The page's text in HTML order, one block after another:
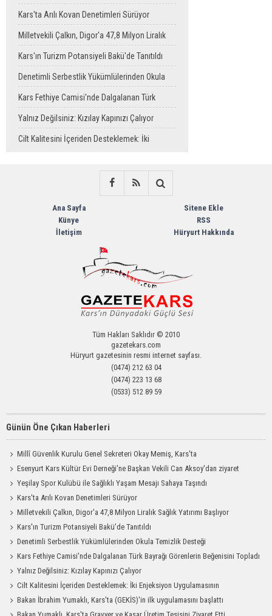
Sahaya Taşındı
Kars'ta Arılı Kovan Denetimleri Sürüyor
Milletvekili Çalkın, Digor'a 47,8 Milyon Liralık
Sağlık Yatırımı Başlıyor
Kars'ın Turizm Potansiyeli Bakü'de Tanıtıldı
Denetimli Serbestlik Yükümlülerinden Okula
Temizlik Desteği
Kars Fethiye Camisi'nde Dalgalanan Türk
Bayrağı Görenlerin Beğenisini Topladı
Yalnız Değilsiniz: Kızılay Kapınızı Çalıyor
Cilt Kalitesini İçeriden Desteklemek: İki
Ana Sayfa
Künye
İletişim
Sitene Ekle
RSS
Hüryurt Hakkında
Tüm Hakları Saklıdır © 2010
gazetekars.com
Hüryurt gazetesinin resmi internet sayfası.
(0474) 212 63 04
(0474) 223 13 68
(0533) 512 89 59
Günün Öne Çıkan Haberleri
Millî Güvenlik Kurulu Genel Sekreteri Okay Memiş, Kars'ta
Esenyurt Kars Kültür Evi Derneği'ne Başkan Vekili Can Aksoy'dan ziyaret
Yeşilay Spor Kulübü ile Sağlıklı Yaşam Mesajı Sahaya Taşındı
Kars'ta Arılı Kovan Denetimleri Sürüyor
Milletvekili Çalkın, Digor'a 47,8 Milyon Liralık Sağlık Yatırımı Başlıyor
Kars'ın Turizm Potansiyeli Bakü'de Tanıtıldı
Denetimli Serbestlik Yükümlülerinden Okula Temizlik Desteği
Kars Fethiye Camisi'nde Dalgalanan Türk Bayrağı Görenlerin Beğenisini Topladı
Yalnız Değilsiniz: Kızılay Kapınızı Çalıyor
Cilt Kalitesini İçeriden Desteklemek: İki Enjeksiyon Uygulamasının
Karşılaştırması
Bakan İbrahim Yumaklı, Kars'ta (GEKİS)'in ilk uygulamasını başlattı